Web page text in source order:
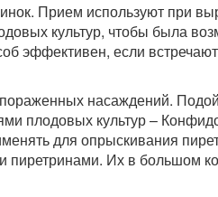
Прием используют при
культур, чтобы была
эффективен, если
насаждений.
плодовых культур –
для опрыскивания
пиретринами. Их в большом